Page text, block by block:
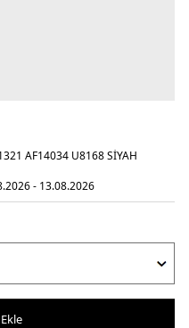
AF14034 U8168 SİYAH
- 13.08.2026